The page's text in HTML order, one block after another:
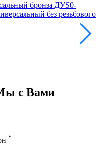
бронза ДУS0-
без резьбового
с Вами
*